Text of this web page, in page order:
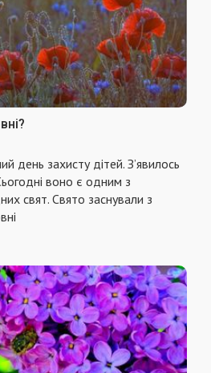
день захисту дітей. З’явилось
воно є одним з
свят. Свято заснували з